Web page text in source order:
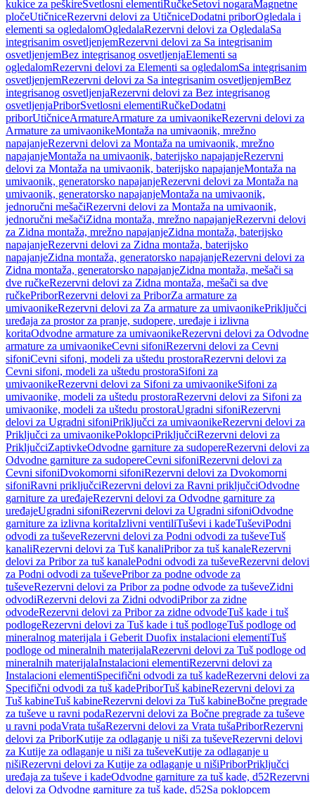
kukice za peškireSvetlosni elementiRučkeSetovi nogaraMagnetne
pločeUtičniceRezervni delovi za UtičniceDodatni priborOgledala i
elementi sa ogledalomOgledalaRezervni delovi za OgledalaSa
integrisanim osvetljenjemRezervni delovi za Sa integrisanim
osvetljenjemBez integrisanog osvetljenjaElementi sa
ogledalomRezervni delovi za Elementi sa ogledalomSa integrisanim
osvetljenjemRezervni delovi za Sa integrisanim osvetljenjemBez
integrisanog osvetljenjaRezervni delovi za Bez integrisanog
osvetljenjaPriborSvetlosni elementiRučkeDodatni
priborUtičniceArmatureArmature za umivaonikeRezervni delovi za
Armature za umivaonikeMontaža na umivaonik, mrežno
napajanjeRezervni delovi za Montaža na umivaonik, mrežno
napajanjeMontaža na umivaonik, baterijsko napajanjeRezervni
delovi za Montaža na umivaonik, baterijsko napajanjeMontaža na
umivaonik, generatorsko napajanjeRezervni delovi za Montaža na
umivaonik, generatorsko napajanjeMontaža na umivaonik,
jednoručni mešačiRezervni delovi za Montaža na umivaonik,
jednoručni mešačiZidna montaža, mrežno napajanjeRezervni delovi
za Zidna montaža, mrežno napajanjeZidna montaža, baterijsko
napajanjeRezervni delovi za Zidna montaža, baterijsko
napajanjeZidna montaža, generatorsko napajanjeRezervni delovi za
Zidna montaža, generatorsko napajanjeZidna montaža, mešači sa
dve ručkeRezervni delovi za Zidna montaža, mešači sa dve
ručkePriborRezervni delovi za PriborZa armature za
umivaonikeRezervni delovi za Za armature za umivaonikePriključci
uređaja za prostor za pranje, sudopere, uređaje i izlivna
koritaOdvodne armature za umivaonikeRezervni delovi za Odvodne
armature za umivaonikeCevni sifoniRezervni delovi za Cevni
sifoniCevni sifoni, modeli za uštedu prostoraRezervni delovi za
Cevni sifoni, modeli za uštedu prostoraSifoni za
umivaonikeRezervni delovi za Sifoni za umivaonikeSifoni za
umivaonike, modeli za uštedu prostoraRezervni delovi za Sifoni za
umivaonike, modeli za uštedu prostoraUgradni sifoniRezervni
delovi za Ugradni sifoniPriključci za umivaonikeRezervni delovi za
Priključci za umivaonikePoklopciPriključciRezervni delovi za
PriključciZaptivkeOdvodne garniture za sudopereRezervni delovi za
Odvodne garniture za sudopereCevni sifoniRezervni delovi za
Cevni sifoniDvokomorni sifoniRezervni delovi za Dvokomorni
sifoniRavni priključciRezervni delovi za Ravni priključciOdvodne
garniture za uređajeRezervni delovi za Odvodne garniture za
uređajeUgradni sifoniRezervni delovi za Ugradni sifoniOdvodne
garniture za izlivna koritaIzlivni ventiliTuševi i kadeTuševiPodni
odvodi za tuševeRezervni delovi za Podni odvodi za tuševeTuš
kanaliRezervni delovi za Tuš kanaliPribor za tuš kanaleRezervni
delovi za Pribor za tuš kanalePodni odvodi za tuševeRezervni delovi
za Podni odvodi za tuševePribor za podne odvode za
tuševeRezervni delovi za Pribor za podne odvode za tuševeZidni
odvodiRezervni delovi za Zidni odvodiPribor za zidne
odvodeRezervni delovi za Pribor za zidne odvodeTuš kade i tuš
podlogeRezervni delovi za Tuš kade i tuš podlogeTuš podloge od
mineralnog materijala i Geberit Duofix instalacioni elementiTuš
podloge od mineralnih materijalaRezervni delovi za Tuš podloge od
mineralnih materijalaInstalacioni elementiRezervni delovi za
Instalacioni elementiSpecifični odvodi za tuš kadeRezervni delovi za
Specifični odvodi za tuš kadePriborTuš kabineRezervni delovi za
Tuš kabineTuš kabineRezervni delovi za Tuš kabineBočne pregrade
za tuševe u ravni podaRezervni delovi za Bočne pregrade za tuševe
u ravni podaVrata tušaRezervni delovi za Vrata tušaPriborRezervni
delovi za PriborKutije za odlaganje u niši za tuševeRezervni delovi
za Kutije za odlaganje u niši za tuševeKutije za odlaganje u
nišiRezervni delovi za Kutije za odlaganje u nišiPriborPriključci
uređaja za tuševe i kadeOdvodne garniture za tuš kade, d52Rezervni
delovi za Odvodne garniture za tuš kade, d52Sa poklopcem